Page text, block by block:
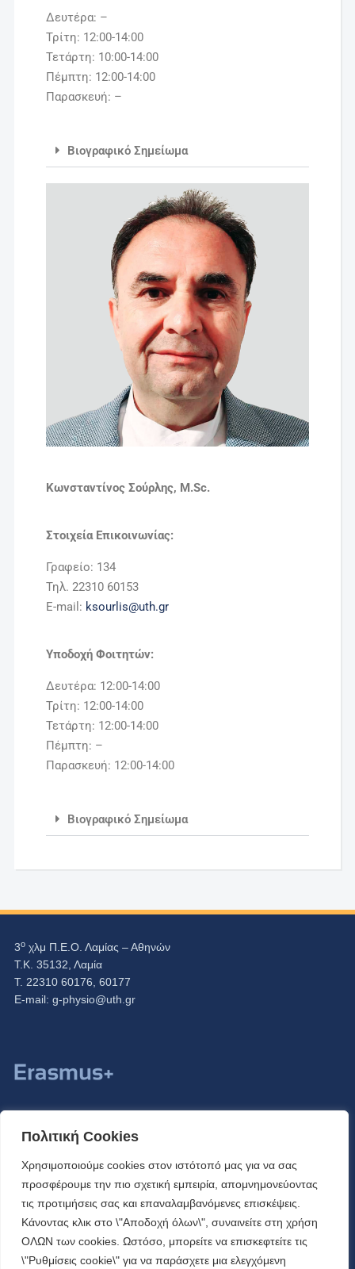
Πολιτική Cookies
Χρησιμοποιούμε cookies στον ιστότοπό μας για να σας
προσφέρουμε την πιο σχετική εμπειρία, απομνημονεύοντας
τις προτιμήσεις σας και επαναλαμβανόμενες επισκέψεις.
Κάνοντας κλικ στο \"Αποδοχή όλων\", συναινείτε στη χρήση
ΟΛΩΝ των cookies. Ωστόσο, μπορείτε να επισκεφτείτε τις
\"Ρυθμίσεις cookie\" για να παράσχετε μια ελεγχόμενη
Δευτέρα: –
Τρίτη: 12:00-14:00
Τετάρτη: 10:00-14:00
Πέμπτη: 12:00-14:00
Παρασκευή: –
Βιογραφικό Σημείωμα
Κωνσταντίνος Σούρλης, M.Sc.
Στοιχεία Επικοινωνίας:
Γραφείο: 134
Τηλ. 22310 60153
E-mail: ksourlis@uth.gr
Υποδοχή Φοιτητών:
Δευτέρα: 12:00-14:00
Τρίτη: 12:00-14:00
Τετάρτη: 12:00-14:00
Πέμπτη: –
Παρασκευή: 12:00-14:00
Βιογραφικό Σημείωμα
3οχλμ Π.Ε.Ο. Λαμίας – Αθηνών
Τ.Κ. 35132, Λαμία
Τ. 22310 60176, 60177
Ε-mail: g-physio@uth.gr